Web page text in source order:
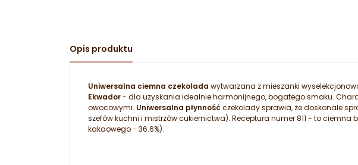
Opis produktu
Uniwersalna ciemna czekolada wytwarzana z mieszanki
Ekwador- dla uzyskania idealnie harmonijnego, bogatego smaku.
owocowymi. Uniwersalna płynnośćczekolady sprawia, że doskonale
szefów kuchni i mistrzów cukiernictwa). Receptura numer 811 - to
kakaowego - 36.6%).